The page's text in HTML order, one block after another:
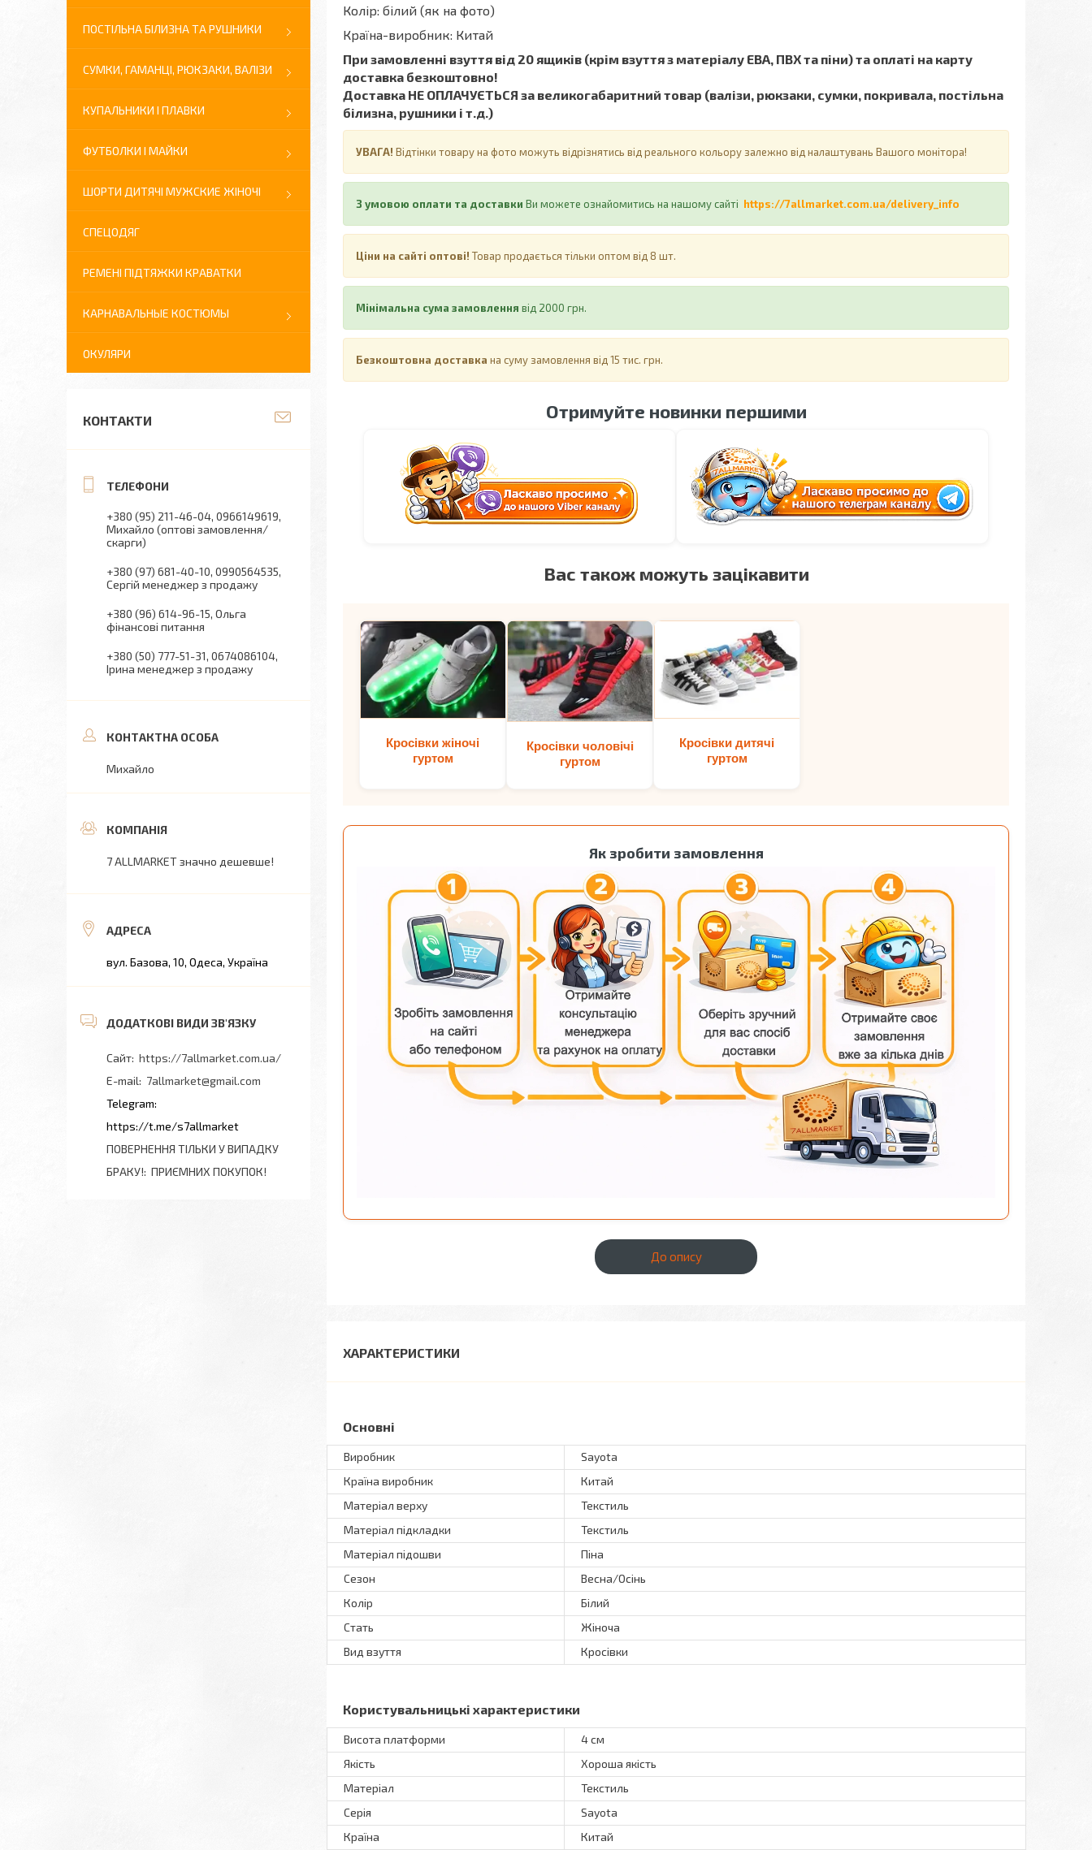
Колір: білий (як на фото)
Країна-виробник: Китай
При замовленні взуття від 20 ящиків (крім взуття з матеріалу ЕВА, ПВХ та піни) та оплаті на карту
доставка безкоштовно!
Доставка НЕ ​​ОПЛАЧУЄТЬСЯ за великогабаритний товар (валізи, рюкзаки, сумки, покривала, постільна
білизна, рушники і т.д.)
УВАГА! Відтінки товару на фото можуть відрізнятись від реального кольору залежно від налаштувань Вашого монітора!
З умовою оплати та доставки Ви можете ознайомитись на нашому сайті https://7allmarket.com.ua/delivery_info
Ціни на сайті оптові! Товар продається тільки оптом від 8 шт.
Мінімальна сума замовлення від 2000 грн.
Безкоштовна доставка на суму замовлення від 15 тис. грн.
Отримуйте новинки першими
Вас також можуть зацікавити
Кросівки жіночі
гуртом
Кросівки чоловічі
гуртом
Кросівки дитячі
гуртом
Як зробити замовлення
До опису
ХАРАКТЕРИСТИКИ
Основні
Виробник
Sayota
Країна виробник
Китай
Матеріал верху
Текстиль
Матеріал підкладки
Текстиль
Матеріал підошви
Піна
Сезон
Весна/Осінь
Колір
Білий
Стать
Жіноча
Вид взуття
Кросівки
Користувальницькі характеристики
Висота платформи
4 см
Якість
Хороша якість
Матеріал
Текстиль
Серія
Sayota
Країна
Китай
ПОСТІЛЬНА БІЛИЗНА ТА РУШНИКИ
СУМКИ, ГАМАНЦІ, РЮКЗАКИ, ВАЛІЗИ
КУПАЛЬНИКИ І ПЛАВКИ
ФУТБОЛКИ І МАЙКИ
ШОРТИ ДИТЯЧІ МУЖСКИЕ ЖІНОЧІ
СПЕЦОДЯГ
РЕМЕНІ ПІДТЯЖКИ КРАВАТКИ
КАРНАВАЛЬНЫЕ КОСТЮМЫ
ОКУЛЯРИ
КОНТАКТИ
+380 (95) 211-46-04 0966149619
Михайло (оптові замовлення/
скарги)
+380 (97) 681-40-10 0990564535
Сергій менеджер з продажу
+380 (96) 614-96-15 Ольга
фінансові питання
+380 (50) 777-51-31 0674086104
Ірина менеджер з продажу
Михайло
7 ALLMARKET значно дешевше!
вул. Базова, 10, Одеса, Україна
https://7allmarket.com.ua/
7allmarket@gmail.com
https://t.me/s7allmarket
ПОВЕРНЕННЯ ТІЛЬКИ У ВИПАДКУ
БРАКУ! ПРИЄМНИХ ПОКУПОК!